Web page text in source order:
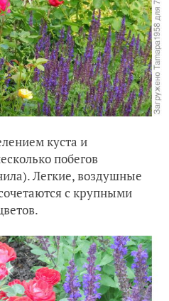
куста и
побегов
Легкие, воздушные
с крупными